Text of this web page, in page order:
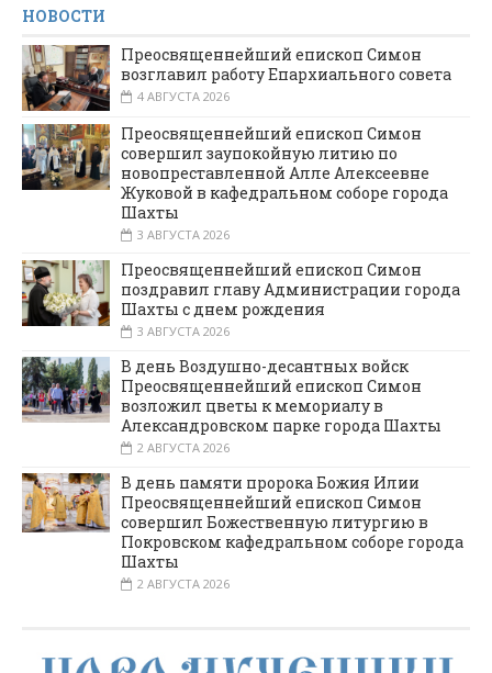
НОВОСТИ
Преосвященнейший епископ Симон
возглавил работу Епархиального совета
4 АВГУСТА 2026
Преосвященнейший епископ Симон
совершил заупокойную литию по
новопреставленной Алле Алексеевне
Жуковой в кафедральном соборе города
Шахты
3 АВГУСТА 2026
Преосвященнейший епископ Симон
поздравил главу Администрации города
Шахты с днем рождения
3 АВГУСТА 2026
В день Воздушно-десантных войск
Преосвященнейший епископ Симон
возложил цветы к мемориалу в
Александровском парке города Шахты
2 АВГУСТА 2026
В день памяти пророка Божия Илии
Преосвященнейший епископ Симон
совершил Божественную литургию в
Покровском кафедральном соборе города
Шахты
2 АВГУСТА 2026